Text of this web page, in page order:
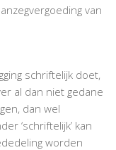
van
schriftelijk doet,
al dan niet gedane
dan wel
‘schriftelijk’ kan
worden